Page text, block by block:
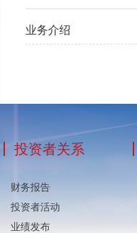
业务介绍
投资者关系
财务报告
投资者活动
业绩发布